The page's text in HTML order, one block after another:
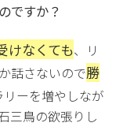
ですか？
けなくても、リ
話さないので勝
ーを増やしなが
三鳥の欲張りし